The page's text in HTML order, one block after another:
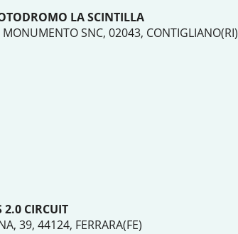
LA SCINTILLA
MONUMENTO SNC, 02043, CONTIGLIANO(RI)
2.0 CIRCUIT
39, 44124, FERRARA(FE)